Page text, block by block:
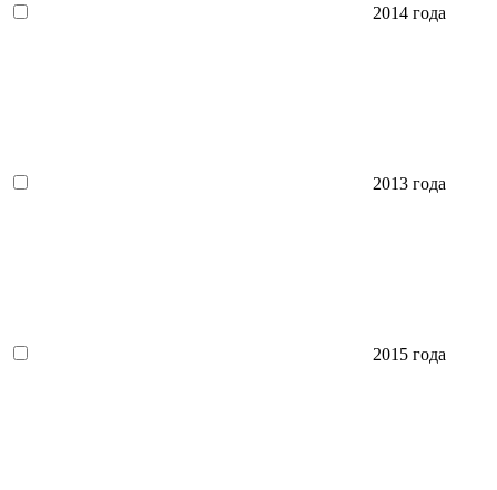
2014 года
2013 года
2015 года